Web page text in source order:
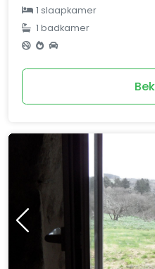
1 slaapkamer
1 badkamer